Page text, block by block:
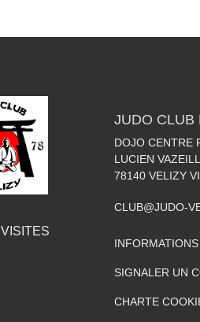
VISITES
JUDO CLUB
DOJO CENTRE
LUCIEN
78140 VELIZY
CLUB@JUDO-
SIGNALER UN
CHARTE